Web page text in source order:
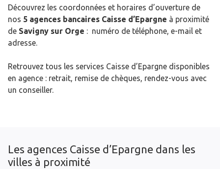
Découvrez les coordonnées et horaires d’ouverture de
nos 5 agences bancaires Caisse d’Epargne à proximité
de Savigny sur Orge : numéro de téléphone, e-mail et
adresse.
Retrouvez tous les services Caisse d’Epargne disponibles
en agence : retrait, remise de chèques, rendez-vous avec
un conseiller.
Les agences Caisse d’Epargne dans les
villes à proximité